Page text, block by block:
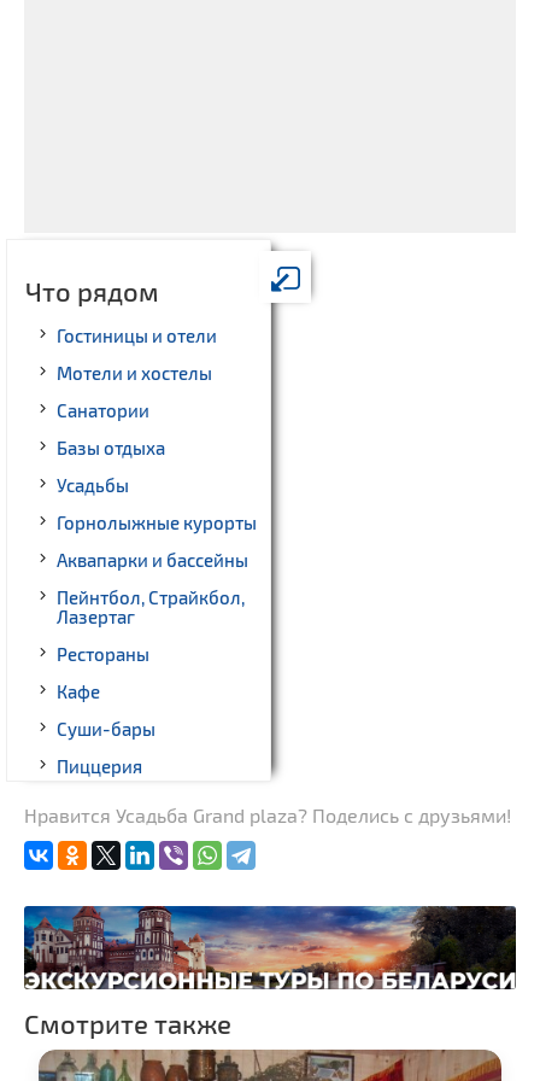
Что рядом
Гостиницы и отели
Мотели и хостелы
Санатории
Базы отдыха
Усадьбы
Горнолыжные курорты
Аквапарки и бассейны
Пейнтбол, Страйкбол,
Лазертаг
Рестораны
Кафе
Суши-бары
Пиццерия
Кинотеатры
Ночные клубы
Боулинг
Бильярд
Казино
Торговые центры,
Нравится Усадьба Grand plaza? Поделись с друзьями!
Смотрите также